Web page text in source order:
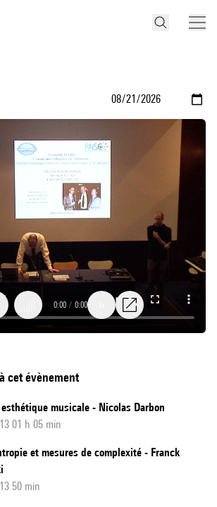
0:00 / 0:00
cet évènement
musicale - Nicolas Darbon
01 h 05 min
et mesures de complexité - Franck
50 min